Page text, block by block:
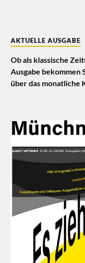
AKTUELLE AUSGABE
Ob als klassische
Ausgabe bekommen
über das monatliche